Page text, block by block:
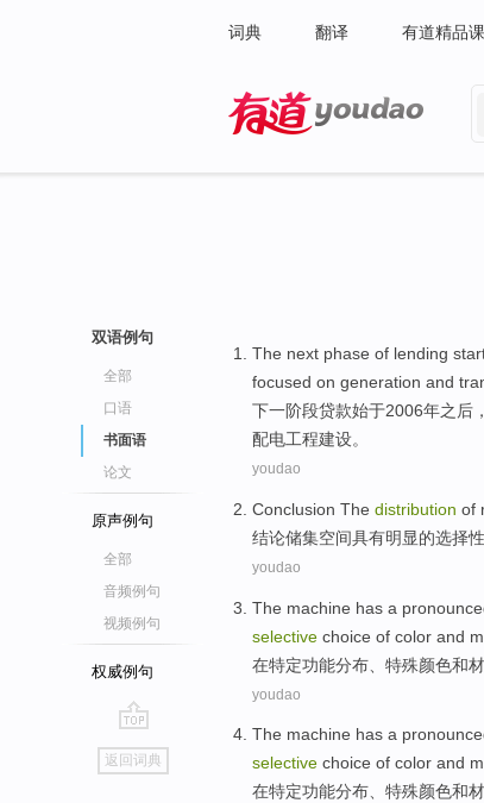
词典 翻译 有道精品课
双语例句
全部
口语
书面语
论文
原声例句
全部
音频例句
视频例句
权威例句
go
top
返回词典
The next phase of lending
focused on generation and
下一阶段贷款始于2006年之后 ，
配电工程建设。
youdao
Conclusion The distribution of
结论储集空间具有明显的选择性
youdao
The machine has a
selective choice of color and
在特定功能分布 、特殊颜色和
youdao
The machine has a
selective choice of color and
在特定功能分布、特殊颜色和